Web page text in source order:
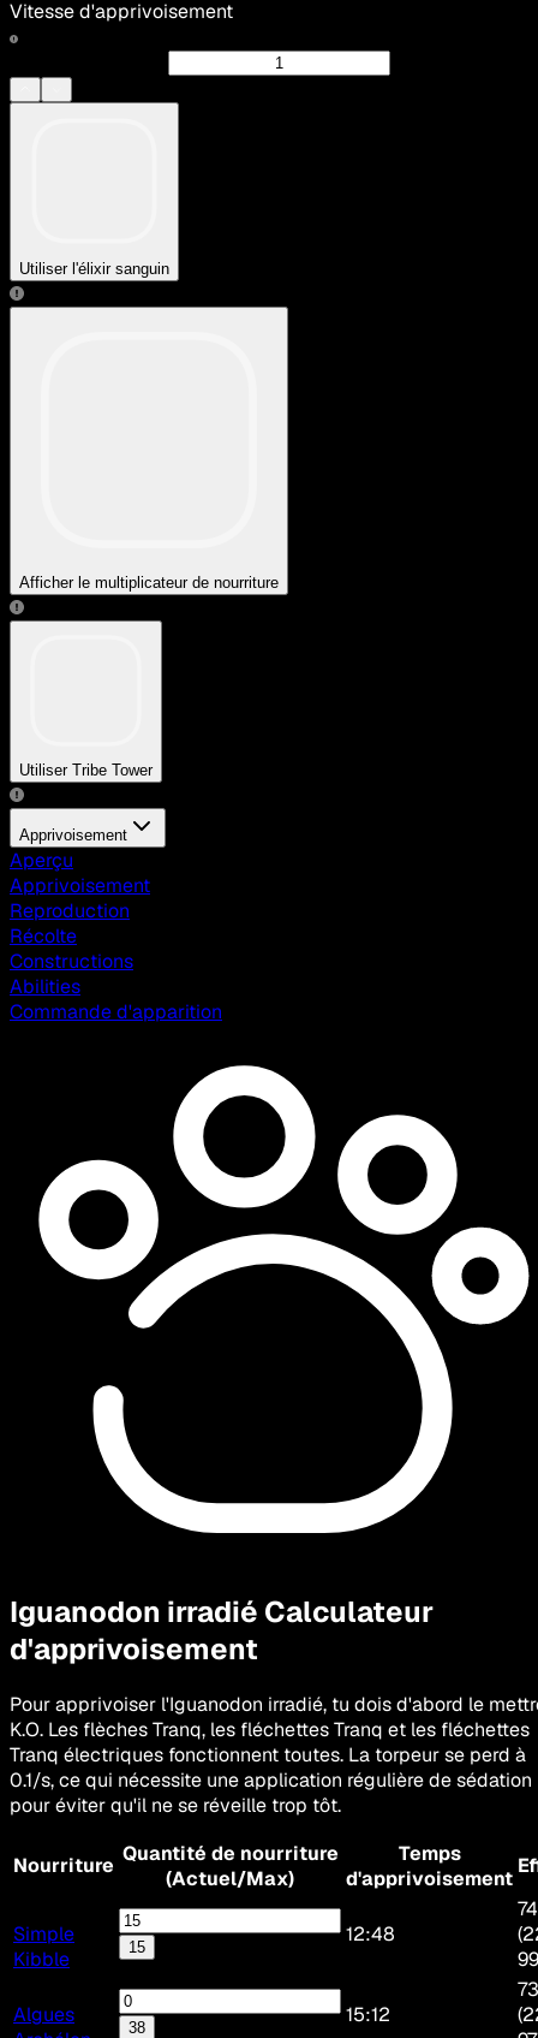
Vitesse d'apprivoisement
Utiliser l'élixir sanguin
Afficher le multiplicateur de nourriture
Utiliser Tribe Tower
Apprivoisement
Aperçu
Apprivoisement
Reproduction
Récolte
Constructions
Abilities
Commande d'apparition
Iguanodon irradié Calculateur
d'apprivoisement
Pour apprivoiser l'Iguanodon irradié, tu dois d'abord le
K.O. Les flèches Tranq, les fléchettes Tranq et les fléchettes
Tranq électriques fonctionnent toutes. La torpeur se perd à
0.1/s, ce qui nécessite une application régulière de sédation
pour éviter qu'il ne se réveille trop tôt.
Nourriture Quantité de nourriture
(Actuel/Max)
Temps
d'apprivoisement
Simple
Kibble
15
12:48
Algues
38
15:12